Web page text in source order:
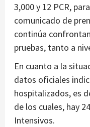
3,000 y 12 PCR,
comunicado de
continúa
pruebas, tanto a
En cuanto a la
datos oficiales
hospitalizados, es
de los cuales, hay
Intensivos.